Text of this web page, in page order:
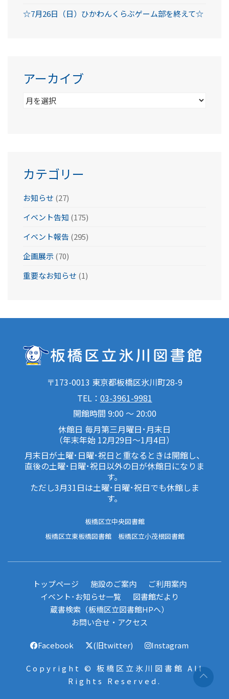
☆7月26日（日）ひかわんくらぶゲーム部を終えて☆
アーカイブ
ア
カテゴリー
お知らせ (27)
イベント告知 (175)
イベント報告 (295)
企画展示(70)
重要なお知らせ (1)
〒173-0013 東京都板橋区氷川町28-9
TEL： 03-3961-9981
開館時間 9:00 ～ 20:00
休館日 毎月第三月曜日･月末日
（年末年始 12月29日～1月4日）
月末日が土曜･日曜･祝日と重なるときは開館し、
直後の土曜･日曜･祝日以外の日が休館日になりま
す。
ただし3月31日は土曜･日曜･祝日でも休館しま
す。
板橋区立中央図書館
板橋区立東板橋図書館
板橋区立小茂根図書館
トップページ 施設のご案内
ご利用案内
イベント･お知らせ一覧
図書館だより
蔵書検索（板橋区立図書館HPへ）
お問い合せ・アクセス
Facebook (旧twitter) Instagram
Copyright © 板橋区立氷川図書館 All
Rights Reserved.